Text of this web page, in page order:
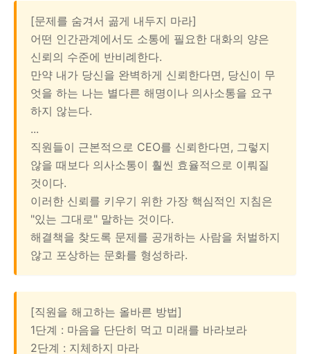
[문제를 숨겨서 곪게 내두지 마라]
어떤 인간관계에서도 소통에 필요한 대화의 양은
신뢰의 수준에 반비례한다.
만약 내가 당신을 완벽하게 신뢰한다면, 당신이 무
엇을 하는 나는 별다른 해명이나 의사소통을 요구
하지 않는다.
...
직원들이 근본적으로 CEO를 신뢰한다면, 그렇지
않을 때보다 의사소통이 훨씬 효율적으로 이뤄질
것이다.
이러한 신뢰를 키우기 위한 가장 핵심적인 지침은
"있는 그대로" 말하는 것이다.
해결책을 찾도록 문제를 공개하는 사람을 처벌하지
않고 포상하는 문화를 형성하라.
[직원을 해고하는 올바른 방법]
1단계 : 마음을 단단히 먹고 미래를 바라보라
2단계 : 지체하지 마라